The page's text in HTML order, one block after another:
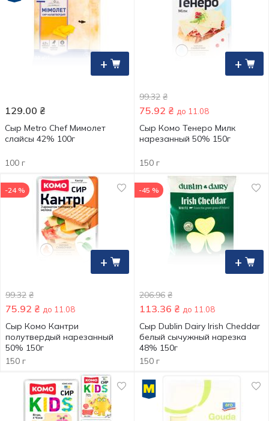
+
129.00 ₴
Сыр Metro Chef Мимолет
слайсы 42% 100г
100 г
+
99.32 ₴
75.92 ₴ до 11.08
Сыр Комо Тенеро Милк
нарезанный 50% 150г
150 г
+
-24 %
99.32 ₴
75.92 ₴ до 11.08
Сыр Комо Кантри
полутвердый нарезанный
50% 150г
150 г
+
-45 %
206.96 ₴
113.36 ₴ до 11.08
Сыр Dublin Dairy Irish Cheddar
белый сычужный нарезка
48% 150г
150 г